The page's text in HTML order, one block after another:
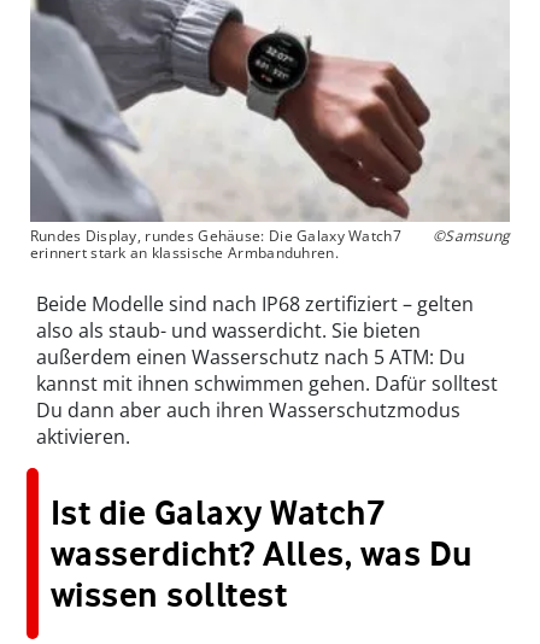
Rundes Display, rundes Gehäuse: Die Galaxy Watch7
erinnert stark an klassische Armbanduhren.
©Samsung
Beide Modelle sind nach IP68 zertifiziert – gelten
also als staub- und wasserdicht. Sie bieten
außerdem einen Wasserschutz nach 5 ATM: Du
kannst mit ihnen schwimmen gehen. Dafür solltest
Du dann aber auch ihren Wasserschutzmodus
aktivieren.
Ist die Galaxy Watch7
wasserdicht? Alles, was Du
wissen solltest